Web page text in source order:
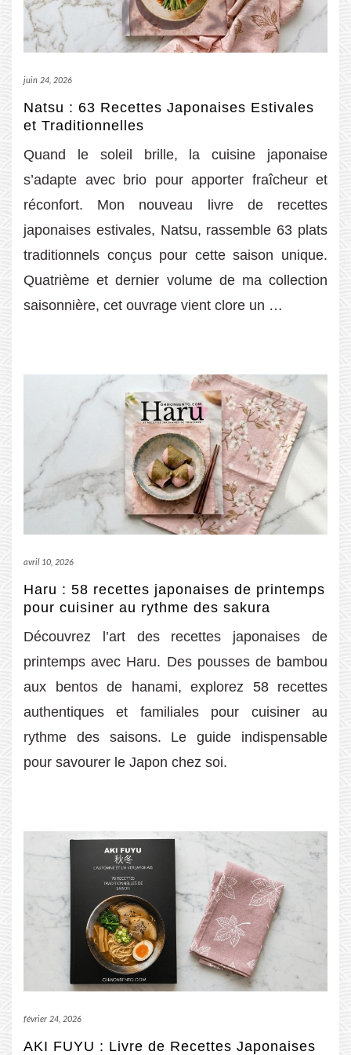
juin 24, 2026
Natsu : 63 Recettes Japonaises Estivales
et Traditionnelles
Quand le soleil brille, la cuisine japonaise
s’adapte avec brio pour apporter fraîcheur et
réconfort. Mon nouveau livre de recettes
japonaises estivales, Natsu, rassemble 63 plats
traditionnels conçus pour cette saison unique.
Quatrième et dernier volume de ma collection
saisonnière, cet ouvrage vient clore un …
avril 10, 2026
Haru : 58 recettes japonaises de printemps
pour cuisiner au rythme des sakura
Découvrez l’art des recettes japonaises de
printemps avec Haru. Des pousses de bambou
aux bentos de hanami, explorez 58 recettes
authentiques et familiales pour cuisiner au
rythme des saisons. Le guide indispensable
pour savourer le Japon chez soi.
février 24, 2026
AKI FUYU : Livre de Recettes Japonaises